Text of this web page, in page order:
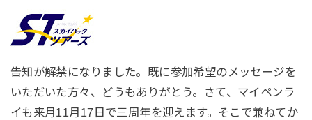
告知が解禁になりました。既に参加希望のメッセージを
いただいた方々、どうもありがとう。さて、マイペンラ
イも来月11月17日で三周年を迎えます。そこで兼ねてか